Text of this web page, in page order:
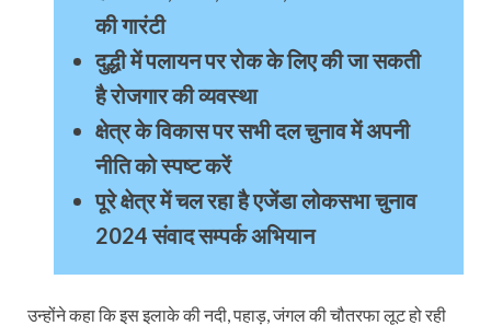
की गारंटी
दुद्धी में पलायन पर रोक के लिए की जा सकती
है रोजगार की व्यवस्था
क्षेत्र के विकास पर सभी दल चुनाव में अपनी
नीति को स्पष्ट करें
पूरे क्षेत्र में चल रहा है एजेंडा लोकसभा चुनाव
2024 संवाद सम्पर्क अभियान
उन्होंने कहा कि इस इलाके की नदी, पहाड़, जंगल की चौतरफा लूट हो रही